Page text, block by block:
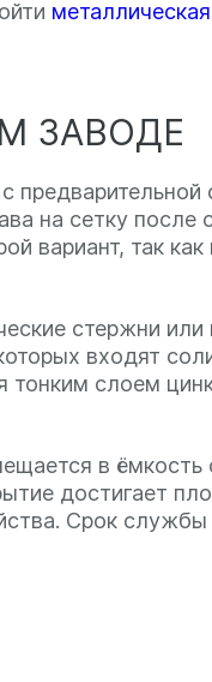
ЗАВОДЕ
на сетку
вариант, так
стержни
входят
тонким слоем
в
достигает
Срок службы